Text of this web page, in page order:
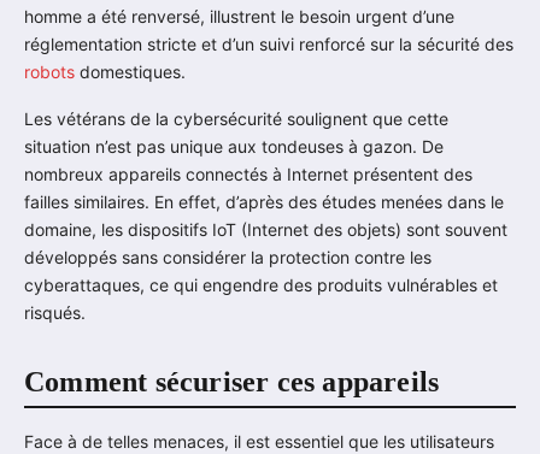
homme a été renversé, illustrent le besoin urgent d’une
réglementation stricte et d’un suivi renforcé sur la sécurité des
robots domestiques.
Les vétérans de la cybersécurité soulignent que cette
situation n’est pas unique aux tondeuses à gazon. De
nombreux appareils connectés à Internet présentent des
failles similaires. En effet, d’après des études menées dans le
domaine, les dispositifs IoT (Internet des objets) sont souvent
développés sans considérer la protection contre les
cyberattaques, ce qui engendre des produits vulnérables et
risqués.
Comment sécuriser ces appareils
Face à de telles menaces, il est essentiel que les utilisateurs